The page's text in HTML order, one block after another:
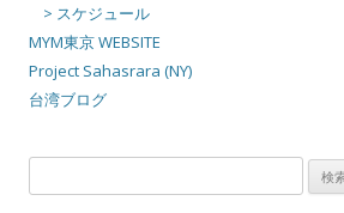
> スケジュール
MYM東京 WEBSITE
Project Sahasrara (NY)
台湾ブログ
索: